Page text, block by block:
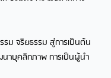
ม จริยธรรม สู่การเป็นต้น
าบุคลิกภาพ การเป็นผู้นำ